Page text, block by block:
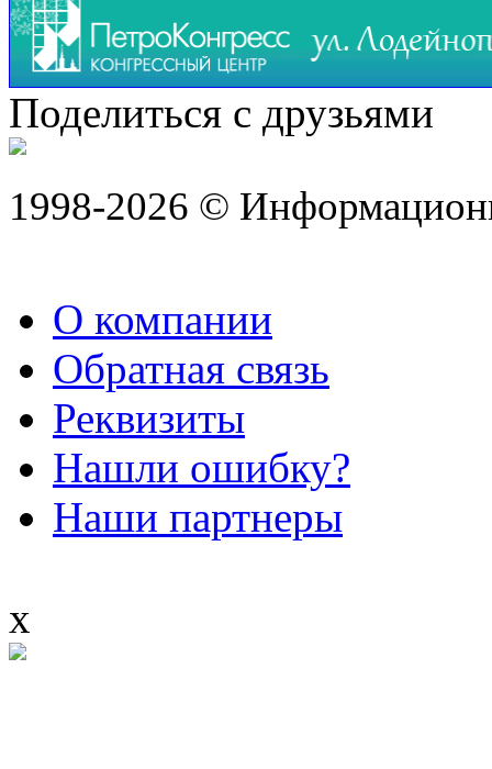
Поделиться с друзьями
1998-2026 ©
О компании
Обратная связь
Реквизиты
Нашли ошибку?
Наши партнеры
x